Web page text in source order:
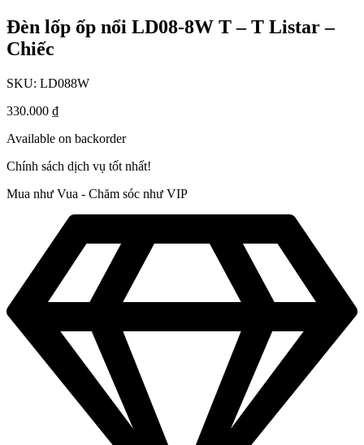
Đèn lốp ốp nổi LD08-8W T – T Listar –
Chiếc
SKU: LD088W
330.000 ₫
Available on backorder
Chính sách dịch vụ tốt nhất!
Mua như Vua - Chăm sóc như VIP